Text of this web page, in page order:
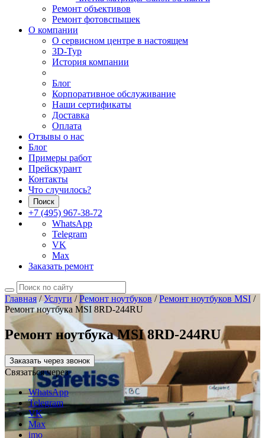
Ремонт объективов
Ремонт фотовспышек
О компании
О сервисном центре в настоящем
3D-Тур
История компании
Блог
Корпоративное обслуживание
Наши сертификаты
Доставка
Оплата
Отзывы о нас
Блог
Примеры работ
Прейскурант
Контакты
Что случилось?
Поиск
+7 (495) 967-38-72
WhatsApp
Telegram
VK
Max
Заказать ремонт
Главная/Услуги /Ремонт ноутбуков /Ремонт ноутбуков MSI /
Ремонт ноутбука MSI 8RD-244RU
Ремонт ноутбука MSI 8RD-244RU
Заказать через звонок
Связаться через
WhatsApp
Telegram
VK
Max
imo